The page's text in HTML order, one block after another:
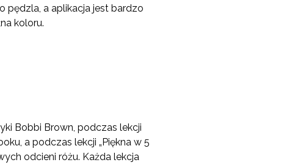
pędzla, a aplikacja jest bardzo
koloru.
Bobbi Brown, podczas lekcji
a podczas lekcji „Piękna w 5
odcieni różu. Każda lekcja